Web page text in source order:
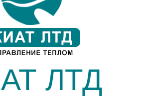
ЛТД